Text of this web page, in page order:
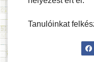
Tanulóinkat